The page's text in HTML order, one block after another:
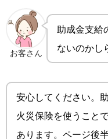
お客さん
助成金支給
ないのかし
安心してください。
火災保険を使うこと
あります。ページ後